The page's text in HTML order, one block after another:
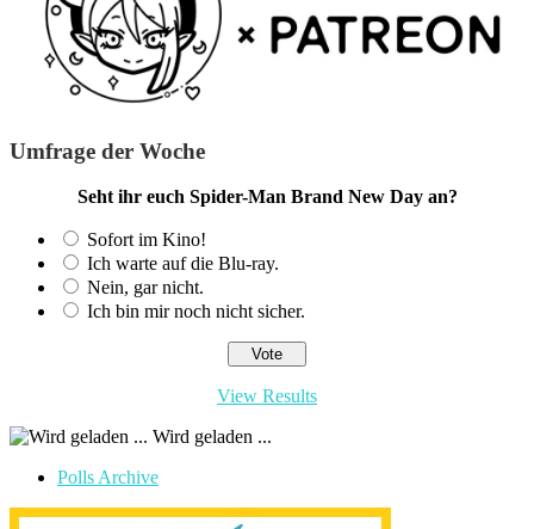
Umfrage der Woche
Seht ihr euch Spider-Man Brand New Day an?
Sofort im Kino!
Ich warte auf die Blu-ray.
Nein, gar nicht.
Ich bin mir noch nicht sicher.
View Results
Wird geladen ...
Polls Archive